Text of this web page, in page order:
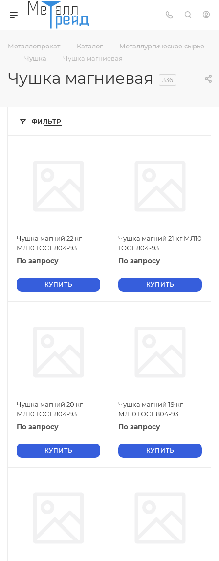
Металлопрокат — Каталог — Металлургическое сырье
— Чушка — Чушка магниевая
Чушка магниевая 336
ФИЛЬТР
Чушка магний 22 кг
МЛ10 ГОСТ 804-93
По запросу
КУПИТЬ
Чушка магний 21 кг МЛ10
ГОСТ 804-93
По запросу
КУПИТЬ
Чушка магний 20 кг
МЛ10 ГОСТ 804-93
По запросу
КУПИТЬ
Чушка магний 19 кг
МЛ10 ГОСТ 804-93
По запросу
КУПИТЬ